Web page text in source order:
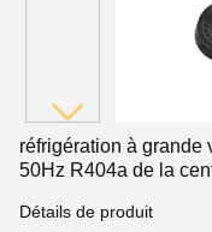
réfrigération à grande
50Hz R404a de la
Détails de produit